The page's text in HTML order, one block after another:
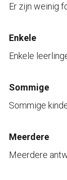
Er zijn weinig
Enkele
Enkele
Sommige
Sommige
Meerdere
Meerdere